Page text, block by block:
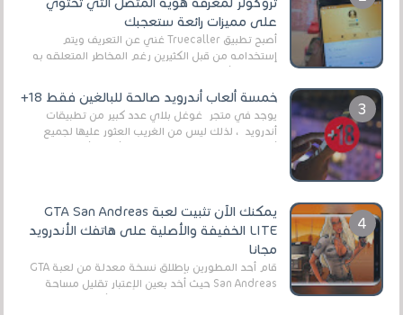
على مميزات رائعة ستعجبك
أصبح تطبيق Truecaller غني عن التعريف ويتم
إستخدامه من قبل الكثيرين رغم المخاطر المتعلقه به
خمسة ألعاب أندرويد صالحة للبالغين فقط 18+
يوجد في متجر غوغل بلاي عدد كبير من تطبيقات
أندرويد ، لذلك ليس من الغريب العثور عليها لجميع
يمكنك الآن تثبيت لعبة GTA San Andreas
LITE الخفيفة والأصلية على هاتفك الأندرويد
مجانا
قام أحد المطورين بإطلاق نسخة معدلة من لعبة GTA
San Andreas حيث أخد بعين الإعتبار تقليل مساحة